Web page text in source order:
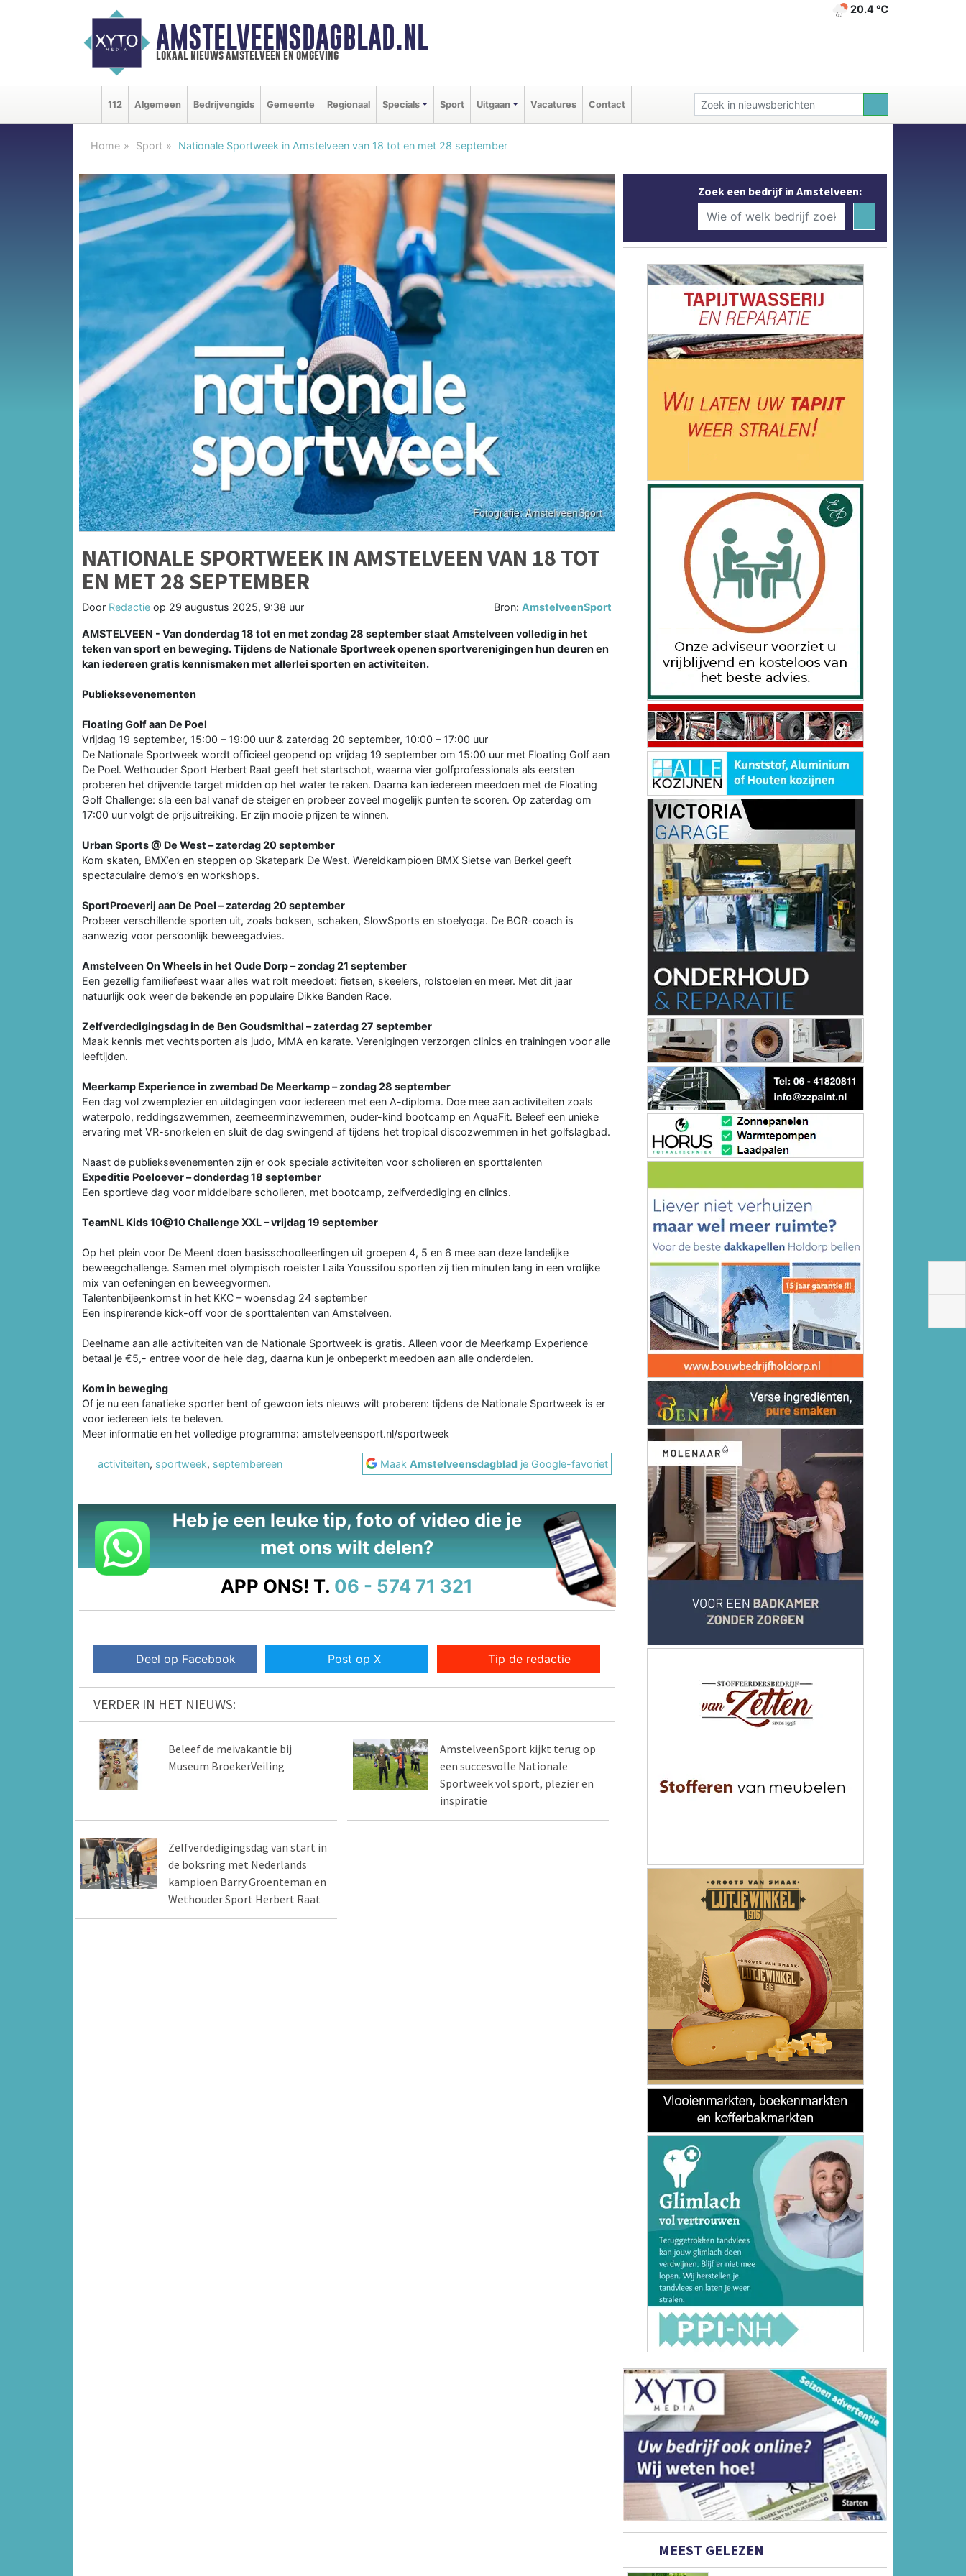
AMSTELVEENSDAGBLAD.NL
lokaal nieuws amstelveen en omgeving
20.4 ℃
112 Algemeen Bedrijvengids Gemeente Regionaal Specials Sport Uitgaan Vacatures Contact
Home Sport Nationale Sportweek in Amstelveen van 18 tot en met 28 september
NATIONALE SPORTWEEK IN AMSTELVEEN VAN 18 TOT
EN MET 28 SEPTEMBER
Door Redactie op 29 augustus 2025, 9:38 uur Bron:AmstelveenSport
AMSTELVEEN - Van donderdag 18 tot en met zondag 28 september staat Amstelveen volledig in het
teken van sport en beweging. Tijdens de Nationale Sportweek openen sportverenigingen hun deuren en
kan iedereen gratis kennismaken met allerlei sporten en activiteiten.
Publieksevenementen
Floating Golf aan De Poel
Vrijdag 19 september, 15:00 – 19:00 uur & zaterdag 20 september, 10:00 – 17:00 uur
De Nationale Sportweek wordt officieel geopend op vrijdag 19 september om 15:00 uur met Floating Golf aan
De Poel. Wethouder Sport Herbert Raat geeft het startschot, waarna vier golfprofessionals als eersten
proberen het drijvende target midden op het water te raken. Daarna kan iedereen meedoen met de Floating
Golf Challenge: sla een bal vanaf de steiger en probeer zoveel mogelijk punten te scoren. Op zaterdag om
17:00 uur volgt de prijsuitreiking. Er zijn mooie prijzen te winnen.
Urban Sports @ De West – zaterdag 20 september
Kom skaten, BMX’en en steppen op Skatepark De West. Wereldkampioen BMX Sietse van Berkel geeft
spectaculaire demo’s en workshops.
SportProeverij aan De Poel – zaterdag 20 september
Probeer verschillende sporten uit, zoals boksen, schaken, SlowSports en stoelyoga. De BOR-coach is
aanwezig voor persoonlijk beweegadvies.
Amstelveen On Wheels in het Oude Dorp – zondag 21 september
Een gezellig familiefeest waar alles wat rolt meedoet: fietsen, skeelers, rolstoelen en meer. Met dit jaar
natuurlijk ook weer de bekende en populaire Dikke Banden Race.
Zelfverdedigingsdag in de Ben Goudsmithal – zaterdag 27 september
Maak kennis met vechtsporten als judo, MMA en karate. Verenigingen verzorgen clinics en trainingen voor alle
leeftijden.
Meerkamp Experience in zwembad De Meerkamp – zondag 28 september
Een dag vol zwemplezier en uitdagingen voor iedereen met een A-diploma. Doe mee aan activiteiten zoals
waterpolo, reddingszwemmen, zeemeerminzwemmen, ouder-kind bootcamp en AquaFit. Beleef een unieke
ervaring met VR-snorkelen en sluit de dag swingend af tijdens het tropical discozwemmen in het golfslagbad.
Naast de publieksevenementen zijn er ook speciale activiteiten voor scholieren en sporttalenten
Expeditie Poeloever – donderdag 18 september
Een sportieve dag voor middelbare scholieren, met bootcamp, zelfverdediging en clinics.
TeamNL Kids 10@10 Challenge XXL – vrijdag 19 september
Op het plein voor De Meent doen basisschoolleerlingen uit groepen 4, 5 en 6 mee aan deze landelijke
beweegchallenge. Samen met olympisch roeister Laila Youssifou sporten zij tien minuten lang in een vrolijke
mix van oefeningen en beweegvormen.
Talentenbijeenkomst in het KKC – woensdag 24 september
Een inspirerende kick-off voor de sporttalenten van Amstelveen.
Deelname aan alle activiteiten van de Nationale Sportweek is gratis. Alleen voor de Meerkamp Experience
betaal je €5,- entree voor de hele dag, daarna kun je onbeperkt meedoen aan alle onderdelen.
Kom in beweging
Of je nu een fanatieke sporter bent of gewoon iets nieuws wilt proberen: tijdens de Nationale Sportweek is er
voor iedereen iets te beleven.
Meer informatie en het volledige programma: amstelveensport.nl/sportweek
activiteiten, sportweek, septembereen MaakAmstelveensdagblad je Google-favoriet
Heb je een leuke tip, foto of video die je
met ons wilt delen?
APP ONS! T. 06 - 574 71 321
Deel op Facebook Post op X Tip de redactie
VERDER IN HET NIEUWS:
Beleef de meivakantie bij
Museum BroekerVeiling
AmstelveenSport kijkt terug op
een succesvolle Nationale
Sportweek vol sport, plezier en
inspiratie
Zelfverdedigingsdag van start in
de boksring met Nederlands
kampioen Barry Groenteman en
Wethouder Sport Herbert Raat
Zoek een bedrijf in Amstelveen:
MEEST GELEZEN